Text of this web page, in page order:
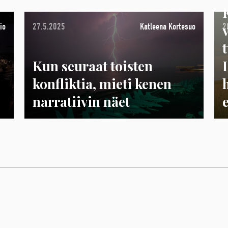
27.5.2025 Katleena Kortesuo
Kun seuraat toisten
konfliktia, mieti kenen
narratiivin näet